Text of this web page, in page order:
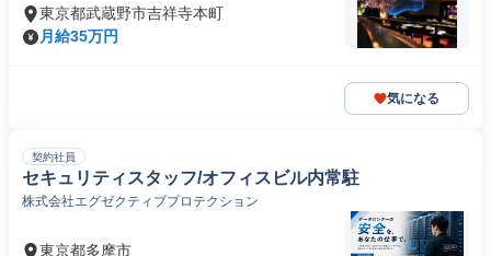
東京都武蔵野市吉祥寺本町
月給35万円
気になる
契約社員
セキュリティスタッフ/オフィスビル内常駐
株式会社エグゼクティブプロテクション
東京都多摩市